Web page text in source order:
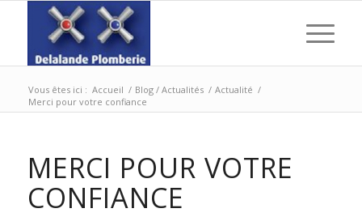
Vous êtes ici : Accueil / Blog / Actualités / Actualité /
Merci pour votre confiance
MERCI POUR VOTRE
CONFIANCE